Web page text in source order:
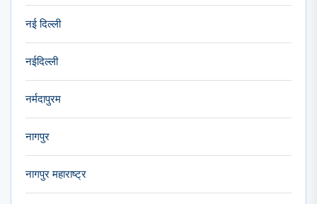
नई दिल्ली
नईदिल्ली
नर्मदापुरम
नागपुर
नागपुर महाराष्ट्र